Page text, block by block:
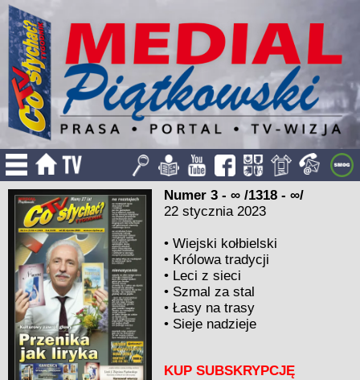
Numer 3 - ∞ /1318 - ∞/
22 stycznia 2023
•Wiejski kołbielski
• Królowa tradycji
• Leci z sieci
• Szmal za stal
•Łasy na trasy
• Sieje nadzieje
KUP SUBSKRYPCJĘ